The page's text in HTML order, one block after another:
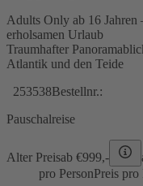
Adults Only ab 16 Jahren
erholsamen Urlaub
Traumhafter
Atlantik und den Teide
253538Bestellnr.:
Pauschalreise
Alter Preisab €999,-
pro PersonPreis pro